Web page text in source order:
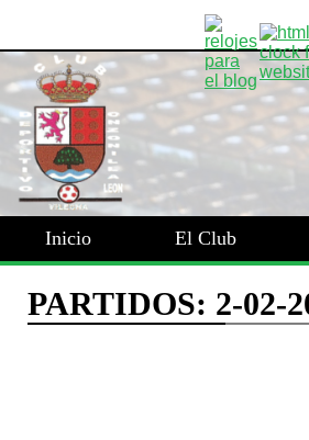
Inicio El Club